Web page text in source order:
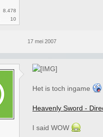
8.478
10
17 mei 2007
Het is toch ingame
Heavenly Sword -
I said WOW